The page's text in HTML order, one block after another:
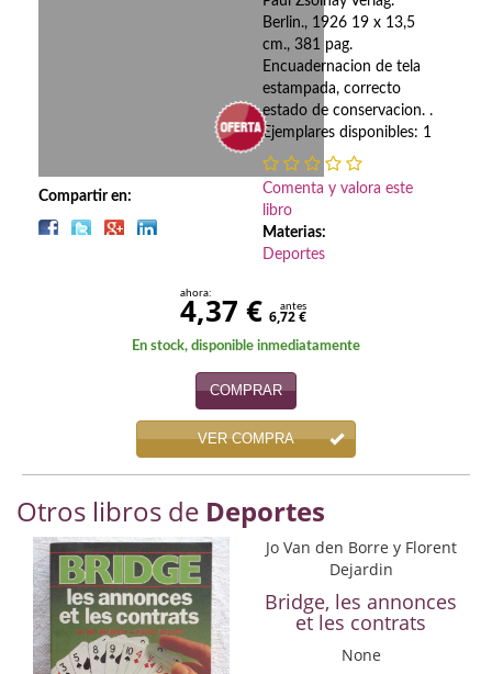
Cómic
Cuentos y relatos
Divulgación científica
Economía
Enciclopedias
Ensayo
Ensayo literario
Compartir en:
Berlin., 1926 19 x 13,5
cm., 381 pag.
Encuadernacion de tela
estampada, correcto
estado de conservacion. .
Ejemplares disponibles: 1
Comenta y valora este
libro
Materias:
Deportes
ahora:
4,37 € antes
6,72 €
En stock, disponible inmediatamente
COMPRAR
VER COMPRA
Otros libros de Deportes
Jo Van den Borre y Florent
Dejardin
Bridge, les annonces
et les contrats
None